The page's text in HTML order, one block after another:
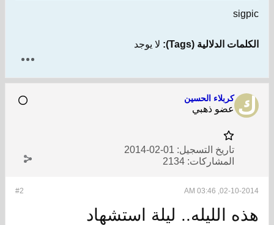
sigpic
الكلمات الدلالية (Tags): لا يوجد
كربلاء الحسين
عضو ذهبي
تاريخ التسجيل: 01-02-2014
المشاركات: 2134
#2 02-10-2014, 03:46 AM
هذه الليله.. ليلة استشهاد